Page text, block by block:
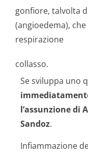
gonfiore, talvolta
(angioedema),
respirazione
collasso.
Se sviluppa uno
l’assunzione di
Sandoz.
Infiammazione